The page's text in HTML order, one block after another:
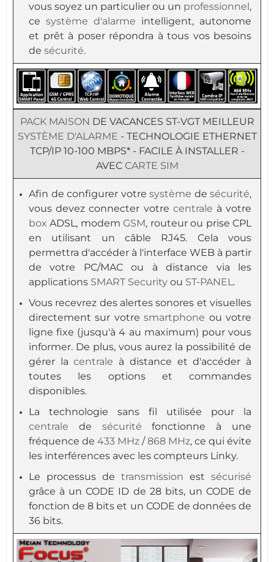
vous soyez un particulier ou un professionnel ,
ce système d'alarme intelligent, autonome
et prêt à poser répondra à tous vos besoins
de sécurité.
PACK MAISON DE VACANCES ST-VGT MEILLEUR
SYSTÈME D'ALARME - TECHNOLOGIE ETHERNET
TCP/IP 10-100 MBPS* - FACILE À INSTALLER -
AVEC CARTE SIM
Afin de configurer votre système de sécurité,
vous devez connecter votre centrale à votre
box ADSL, modem GSM, routeur ou prise CPL
en utilisant un câble RJ45. Cela vous
permettra d'accéder à l'interface WEB à partir
de votre PC/MAC ou à distance via les
applications SMART Security ou ST-PANEL.
Vous recevrez des alertes sonores et visuelles
directement sur votresmartphone ou votre
ligne fixe (jusqu'à 4 au maximum) pour vous
informer. De plus, vous aurez la possibilité de
gérer lacentrale à distance et d'accéder à
toutes les options et commandes
disponibles.
La technologie sans fil utilisée pour la
centrale de sécurité fonctionne à une
fréquence de 433 MHz /868 MHz, ce qui évite
les interférences avec les compteurs Linky.
Le processus de transmission est sécurisé
grâce à un CODE ID de 28 bits, un CODE de
fonction de 8 bits et un CODE de données de
36 bits.